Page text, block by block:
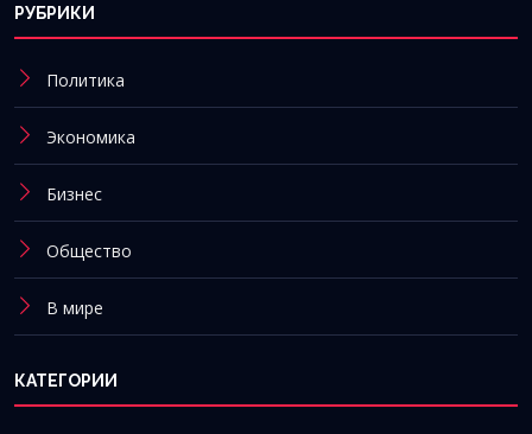
РУБРИКИ
Политика
Экономика
Бизнес
Общество
В мире
КАТЕГОРИИ